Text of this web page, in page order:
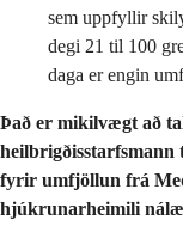
sem uppfyllir
degi 21 til 100
daga er engin
Það er mikilvægt að
fyrir umfjöllun frá
hjúkrunarheimili